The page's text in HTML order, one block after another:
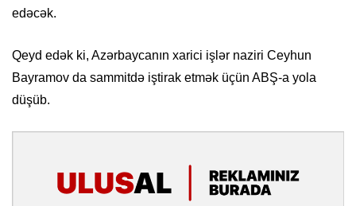
edəcək.
Qeyd edək ki, Azərbaycanın xarici işlər naziri Ceyhun
Bayramov da sammitdə iştirak etmək üçün ABŞ-a yola
düşüb.